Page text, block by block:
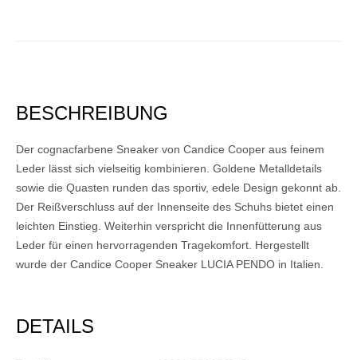
BESCHREIBUNG
Der cognacfarbene Sneaker von Candice Cooper aus feinem
Leder lässt sich vielseitig kombinieren. Goldene Metalldetails
sowie die Quasten runden das sportiv, edele Design gekonnt ab.
Der Reißverschluss auf der Innenseite des Schuhs bietet einen
leichten Einstieg. Weiterhin verspricht die Innenfütterung aus
Leder für einen hervorragenden Tragekomfort. Hergestellt
wurde der Candice Cooper Sneaker LUCIA PENDO in Italien.
DETAILS